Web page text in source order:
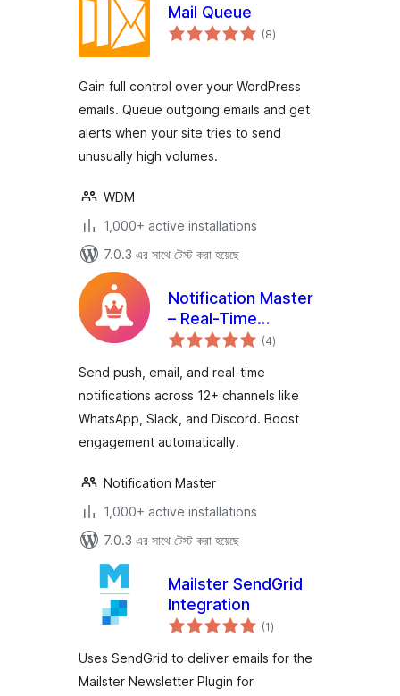
Mail Queue
(8total
ratings
)
Gain full control over your WordPress
emails. Queue outgoing emails and get
alerts when your site tries to send
unusually high volumes.
WDM
1,000+ active installations
7.0.3 এর সাথে টেস্ট করা হয়েছে
Notification Master
– Real-Time
WordPress
Email, SMS,
Webhooks & More
(4total
ratings
)
Send push, email, and real-time
notifications across 12+ channels like
WhatsApp, Slack, and Discord. Boost
engagement automatically.
Notification Master
1,000+ active installations
7.0.3 এর সাথে টেস্ট করা হয়েছে
Mailster SendGrid
Integration
(1total
ratings
)
Uses SendGrid to deliver emails for the
Mailster Newsletter Plugin for